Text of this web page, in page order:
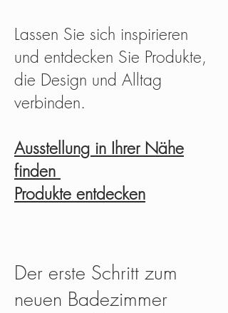
Lassen Sie sich inspirieren
und entdecken Sie Produkte,
die Design und Alltag
verbinden.
Ausstellung in Ihrer Nähe
finden
Produkte entdecken
Der erste Schritt zum
neuen Badezimmer